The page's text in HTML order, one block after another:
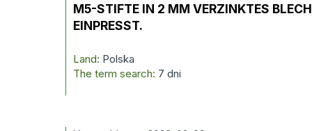
M5-STIFTE IN 2 MM VERZINKTES BLECH
EINPRESST.
Land: Polska
The term search: 7 dni